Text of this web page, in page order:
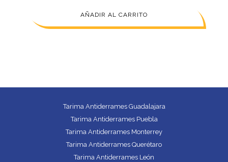
AÑADIR AL CARRITO
Tarima Antiderrames Guadalajara
Tarima Antiderrames Puebla
Tarima Antiderrames Monterrey
Tarima Antiderrames Querétaro
Tarima Antiderrames León